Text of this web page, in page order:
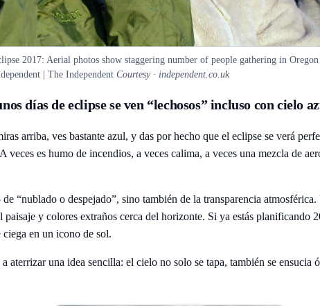
2017: Aerial photos show staggering number of people gathering in Oregon
| The Independent Courtesy · independent.co.uk
días de eclipse se ven “lechosos” incluso con cielo
arriba, ves bastante azul, y das por hecho que el eclipse se verá
es humo de incendios, a veces calima, a veces una mezcla de
“nublado o despejado”, sino también de la transparencia
y colores extraños cerca del horizonte. Si ya estás planificando
en un icono de sol.
una idea sencilla: el cielo no solo se tapa, también se ensucia